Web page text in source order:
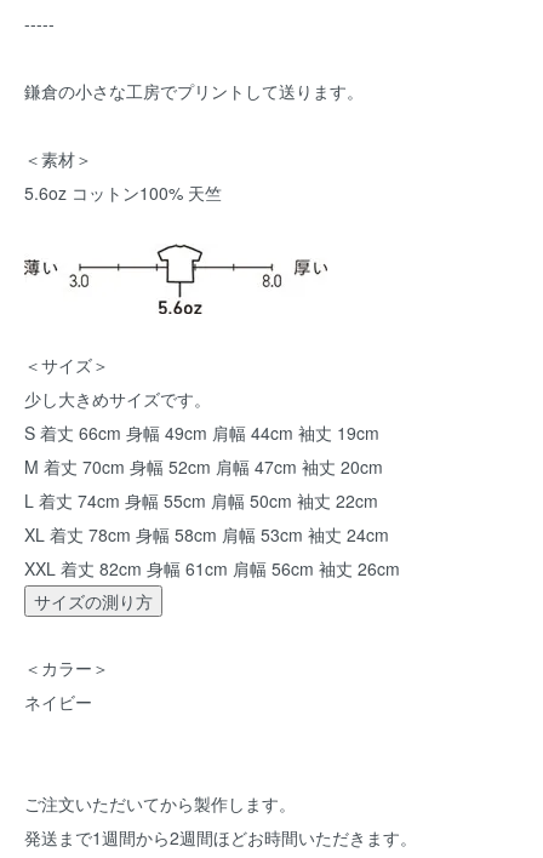
-----
鎌倉の小さな工房でプリントして送ります。
＜素材＞
5.6oz コットン100% 天竺
＜サイズ＞
少し大きめサイズです。
S 着丈 66cm 身幅 49cm 肩幅 44cm 袖丈 19cm
M 着丈 70cm 身幅 52cm 肩幅 47cm 袖丈 20cm
L 着丈 74cm 身幅 55cm 肩幅 50cm 袖丈 22cm
XL 着丈 78cm 身幅 58cm 肩幅 53cm 袖丈 24cm
XXL 着丈 82cm 身幅 61cm 肩幅 56cm 袖丈 26cm
サイズの測り方
＜カラー＞
ネイビー
ご注文いただいてから製作します。
発送まで1週間から2週間ほどお時間いただきます。